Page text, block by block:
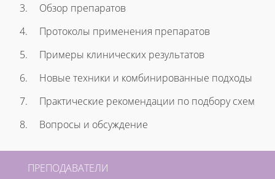
3.
Обзор препаратов
4.
Протоколы применения препаратов
5.
Примеры клинических результатов
6.
Новые техники и комбинированные подходы
7.
Практические рекомендации по подбору схем
8.
Вопросы и обсуждение
ПРЕПОДАВАТЕЛИ